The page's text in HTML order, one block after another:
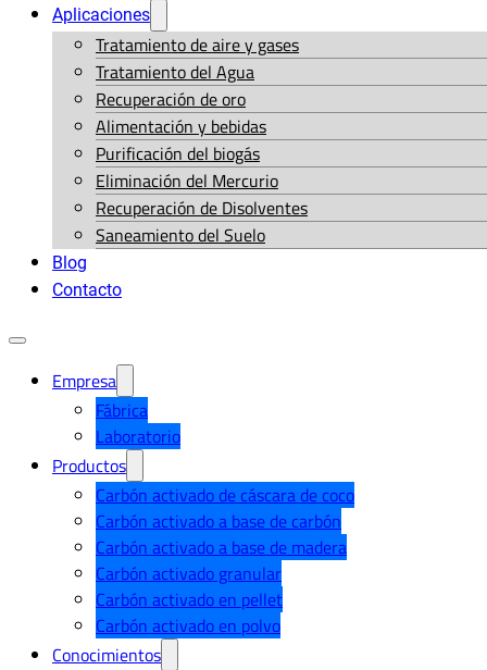
Aplicaciones
Tratamiento de aire y gases
Tratamiento del Agua
Recuperación de oro
Alimentación y bebidas
Purificación del biogás
Eliminación del Mercurio
Recuperación de Disolventes
Saneamiento del Suelo
Blog
Contacto
Empresa
Fábrica
Laboratorio
Productos
Carbón activado de cáscara de coco
Carbón activado a base de carbón
Carbón activado a base de madera
Carbón activado granular
Carbón activado en pellet
Carbón activado en polvo
Conocimientos